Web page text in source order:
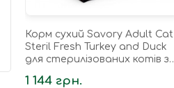
Корм сухий Savory Adult Cat
Steril Fresh Turkey and Duck
для стерилізованих котів з
1 144 грн.